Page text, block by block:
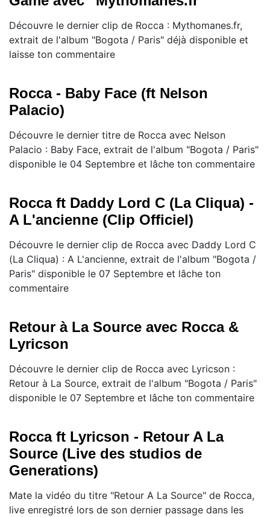
Découvre le dernier clip de Rocca : Mythomanes.fr,
extrait de l'album "Bogota / Paris" déjà disponible et
laisse ton commentaire
Rocca - Baby Face (ft Nelson
Palacio)
Découvre le dernier titre de Rocca avec Nelson
Palacio : Baby Face, extrait de l'album "Bogota / Paris"
disponible le 04 Septembre et lâche ton commentaire
Rocca ft Daddy Lord C (La Cliqua) -
A L'ancienne (Clip Officiel)
Découvre le dernier clip de Rocca avec Daddy Lord C
(La Cliqua) : A L'ancienne, extrait de l'album "Bogota /
Paris" disponible le 07 Septembre et lâche ton
commentaire
Retour à La Source avec Rocca &
Lyricson
Découvre le dernier clip de Rocca avec Lyricson :
Retour à La Source, extrait de l'album "Bogota / Paris"
disponible le 07 Septembre et lâche ton commentaire
Rocca ft Lyricson - Retour A La
Source (Live des studios de
Generations)
Mate la vidéo du titre "Retour A La Source" de Rocca,
live enregistré lors de son dernier passage dans les